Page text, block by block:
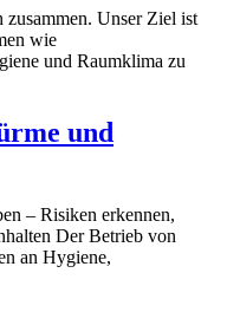
zusammen. Unser Ziel ist
wie
und Raumklima zu
und
– Risiken erkennen,
Der Betrieb von
an Hygiene,